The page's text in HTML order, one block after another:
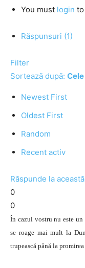
You must login
Răspunsuri (1)
Filter
Sortează după:
Newest First
Oldest First
Random
Recent activ
Răspunde la
0
0
În cazul vostru nu este
se roage mai mult la
trupească până la